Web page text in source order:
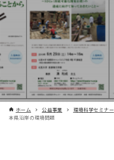
ホーム 公益事業 環境科学セミナー
本県沿岸の環境問題